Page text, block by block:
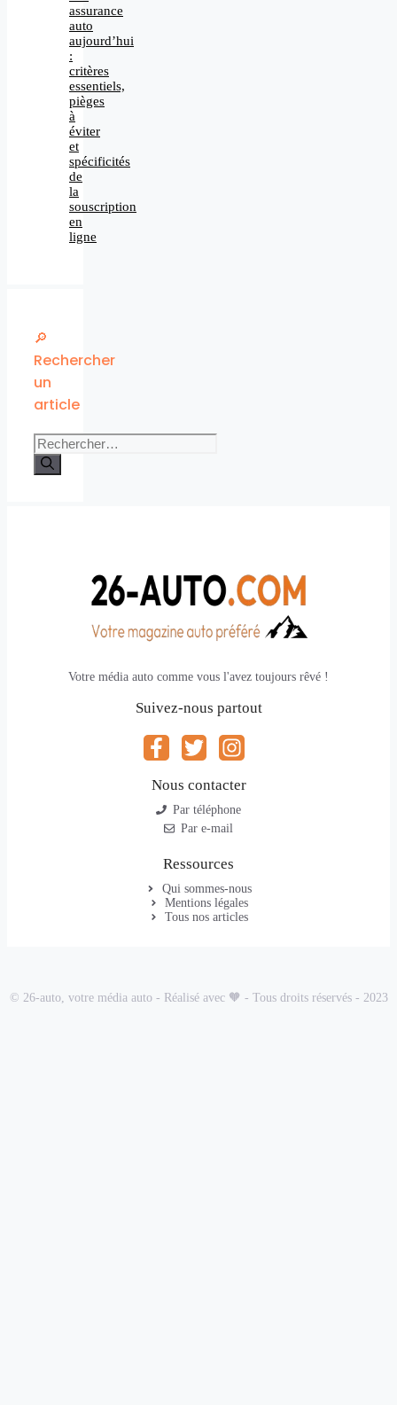
assurance
auto
aujourd’hui
:
critères
essentiels,
pièges
à
éviter
et
spécificités
de
la
souscription
en
ligne
🔎
Rechercher
un
article
Rechercher :
Votre média auto comme vous l'avez toujours rêvé !
Suivez-nous partout
Nous contacter
Par téléphone
Par e-mail
Ressources
Qui sommes-nous
Mentions légales
Tous nos articles
© 26-auto, votre média auto - Réalisé avec 🧡 - Tous droits réservés - 2023